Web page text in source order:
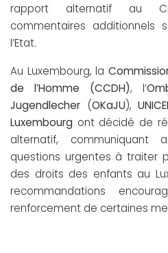
rapport alternatif au
commentaires additionnels
l’Etat.
Au Luxembourg, la
de l’Homme (CCDH), l’
Jugendlecher (OKaJU),
Luxembourg ont décidé de
alternatif, communiquant
questions urgentes à traiter
des droits des enfants au
recommandations
renforcement de certaines